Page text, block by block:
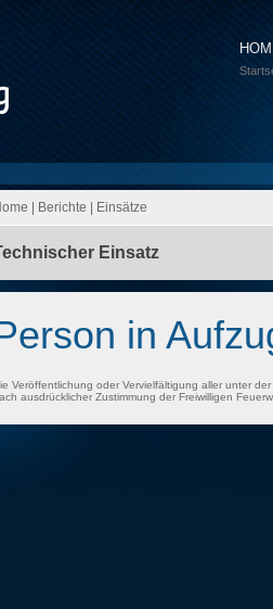
Berichte Einsätze
Einsatz
in
Veröffentlichung oder Vervielfältigung aller unter
ausdrücklicher Zustimmung der Freiwilligen